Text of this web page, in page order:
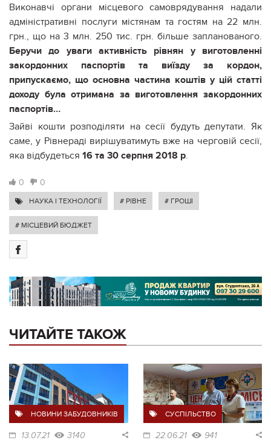
Виконавчі органи місцевого самоврядування надали
адміністративні послуги містянам та гостям на 22 млн.
грн., що на 3 млн. 250 тис. грн. більше запланованого.
Беручи до уваги активність рівнян у виготовленні
закордонних паспортів та виїзду за кордон,
припускаємо, що основна частина коштів у цій статті
доходу була отримана за виготовлення закордонних
паспортів…
Зайві кошти розподіляти на сесії будуть депутати. Як
саме, у Рівнераді вирішуватимуть вже на черговій сесії,
яка відбудеться 16 та 30 серпня 2018 р.
0 0
НАУКА І ТЕХНОЛОГІЇ # РІВНЕ # ГРОШІ
# МІСЦЕВИЙ БЮДЖЕТ
ЧИТАЙТЕ ТАКОЖ
НОВИНИ ЗАБУДОВНИКІВ
13.07.21 3140
СУСПІЛЬСТВО
22.06.21 941